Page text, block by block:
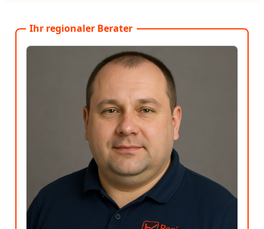
Ihr regionaler Berater